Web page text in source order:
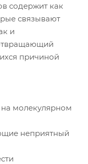
содержит как
связывают
и
причиной
молекулярном
неприятный